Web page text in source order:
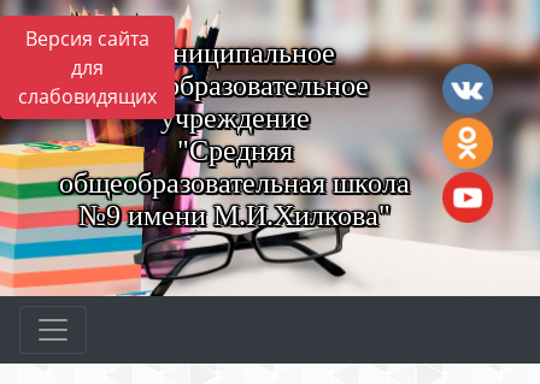
Версия сайта
для
слабовидящих
Муниципальное
общеобразовательное
учреждение
"Средняя
общеобразовательная школа
№9 имени М.И.Хилкова"